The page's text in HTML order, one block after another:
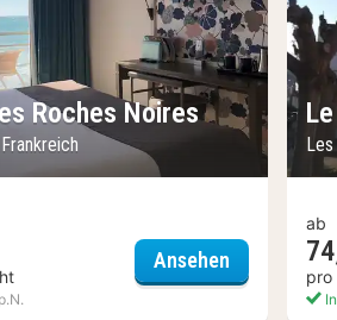
Roches Noires
Ansehen Hôtel &
ab
pro